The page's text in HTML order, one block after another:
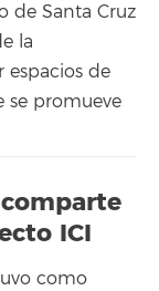
de Santa Cruz
la
espacios de
se promueve
ICI
como